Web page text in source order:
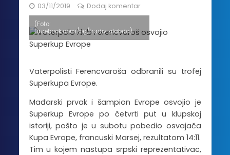
03/11/2019 Dodaj komentar
(Foto:
facebook.com/pg/fradivizilabda)
Vaterpolisti Ferencvaroša odbranili su trofej
Superkupa Evrope.
Mađarski prvak i šampion Evrope osvojio je
Superkup Evrope po četvrti put u klupskoj
istoriji, pošto je u subotu pobedio osvajača
Kupa Evrope, francuski Marsej, rezultatom 14:11.
Tim u kojem nastupa srpski reprezentativac,